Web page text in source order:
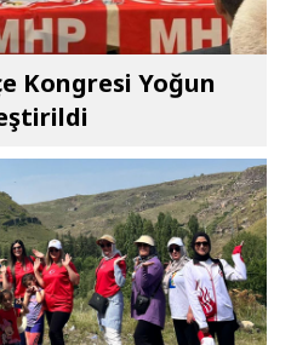
Kongresi Yoğun